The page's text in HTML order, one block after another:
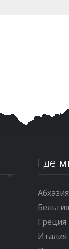
Где
Абхазия
Бельгия
Греция
Италия